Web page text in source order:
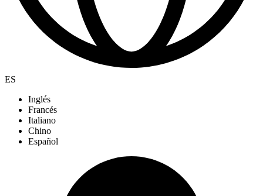
ES
Inglés
Francés
Italiano
Chino
Español